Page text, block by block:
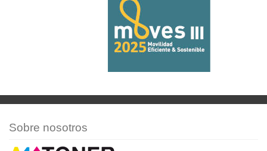
Sobre nosotros